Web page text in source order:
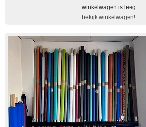
winkelwagen is leeg
bekijk winkelwagen!